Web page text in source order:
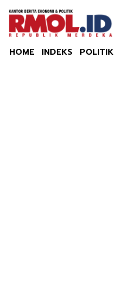
HOME INDEKS POLITIK